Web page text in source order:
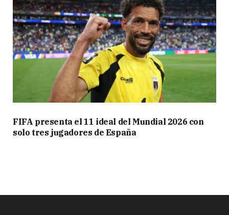
FIFA presenta el 11 ideal del Mundial 2026 con
solo tres jugadores de España